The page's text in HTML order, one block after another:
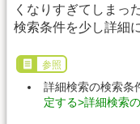
くなりすぎてしまっ
検索条件を少し詳細
参照
詳細検索の検索条
定する>詳細検索